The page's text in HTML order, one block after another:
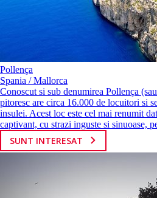
Pollença
Spania / Mallorca
Conoscut si sub denumirea Pollença
pitoresc are circa 16.000 de locuitori si
insulei. Acest loc este cel mai renumit
captivant, cu strazi inguste si sinuoase,
SUNT INTERESAT